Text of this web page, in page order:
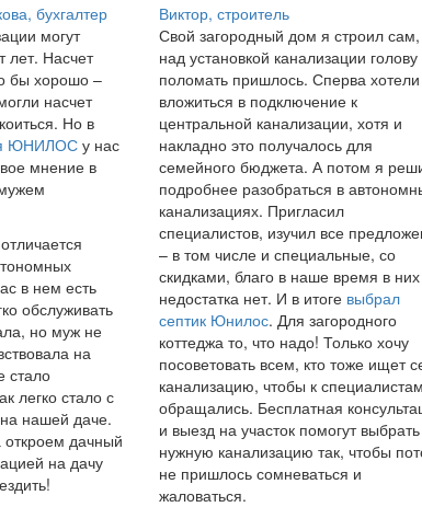
бухгалтер
могут
лет. Насчет
бы хорошо –
насчет
Но в
ЮНИЛОС у нас
мнение в
в нем есть
обслуживать
но муж не
на
стало
легко стало с
нашей даче.
дачный
на дачу
Виктор, строитель
Свой загородный дом я строил
над установкой канализации голову
поломать пришлось. Сперва хотели
вложиться в подключение к
центральной канализации, хотя и
накладно это получалось для
семейного бюджета. А потом я
подробнее разобраться в
канализациях. Пригласил
специалистов, изучил все
– в том числе и специальные, со
скидками, благо в наше время в них
недостатка нет. И в итоге выбрал
септик Юнилос. Для загородного
коттеджа то, что надо! Только хочу
посоветовать всем, кто тоже ищет
канализацию, чтобы к специалистам
обращались. Бесплатная
и выезд на участок помогут выбрать
нужную канализацию так, чтобы
не пришлось сомневаться и
жаловаться.